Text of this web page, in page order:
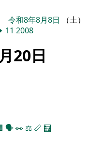
令和8年8月8日 （土）
11 2008
20日
🗣️👀 ⚖️ 📏 🧮